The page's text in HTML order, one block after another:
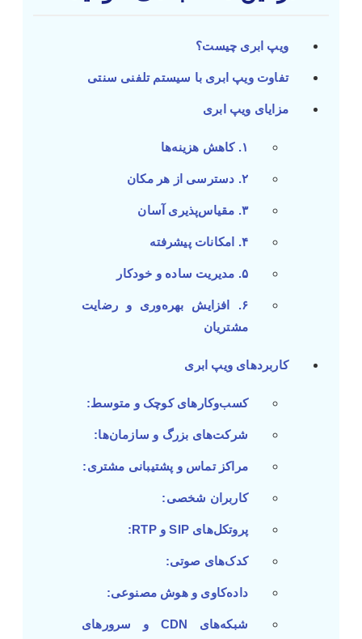
ویپ ابری چیست؟
تفاوت ویپ ابری با سیستم تلفنی سنتی
مزایای ویپ ابری
۱. کاهش هزینه‌ها
۲. دسترسی از هر مکان
۳. مقیاس‌پذیری آسان
۴. امکانات پیشرفته
۵. مدیریت ساده و خودکار
۶. افزایش بهره‌وری و رضایت
مشتریان
کاربردهای ویپ ابری
کسب‌وکارهای کوچک و متوسط:
شرکت‌های بزرگ و سازمان‌ها:
مراکز تماس و پشتیبانی مشتری:
کاربران شخصی:
پروتکل‌های SIP و RTP:
کدک‌های صوتی:
داده‌کاوی و هوش مصنوعی:
شبکه‌های CDN و سرورهای